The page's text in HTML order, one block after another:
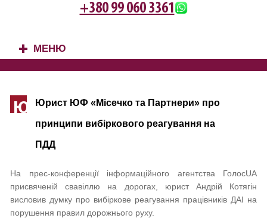
+380 99 060 3361
+ МЕНЮ
Ю Юрист ЮФ «Місечко та Партнери» про
принципи вибіркового реагування на
ПДД
На прес-конференції інформаційного агентства ГолосUA
присвяченій свавіллю на дорогах, юрист Андрій Котягін
висловив думку про вибіркове реагування працівників ДАІ на
порушення правил дорожнього руху.